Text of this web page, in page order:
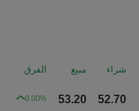
شراء مبيع الفرق
52.70
53.20
0.00%